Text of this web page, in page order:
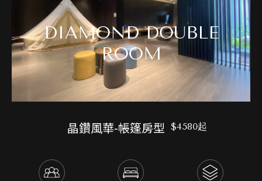
DIAMOND DOUBLE
ROOM
晶鑽風華-帳篷房型 $4580起